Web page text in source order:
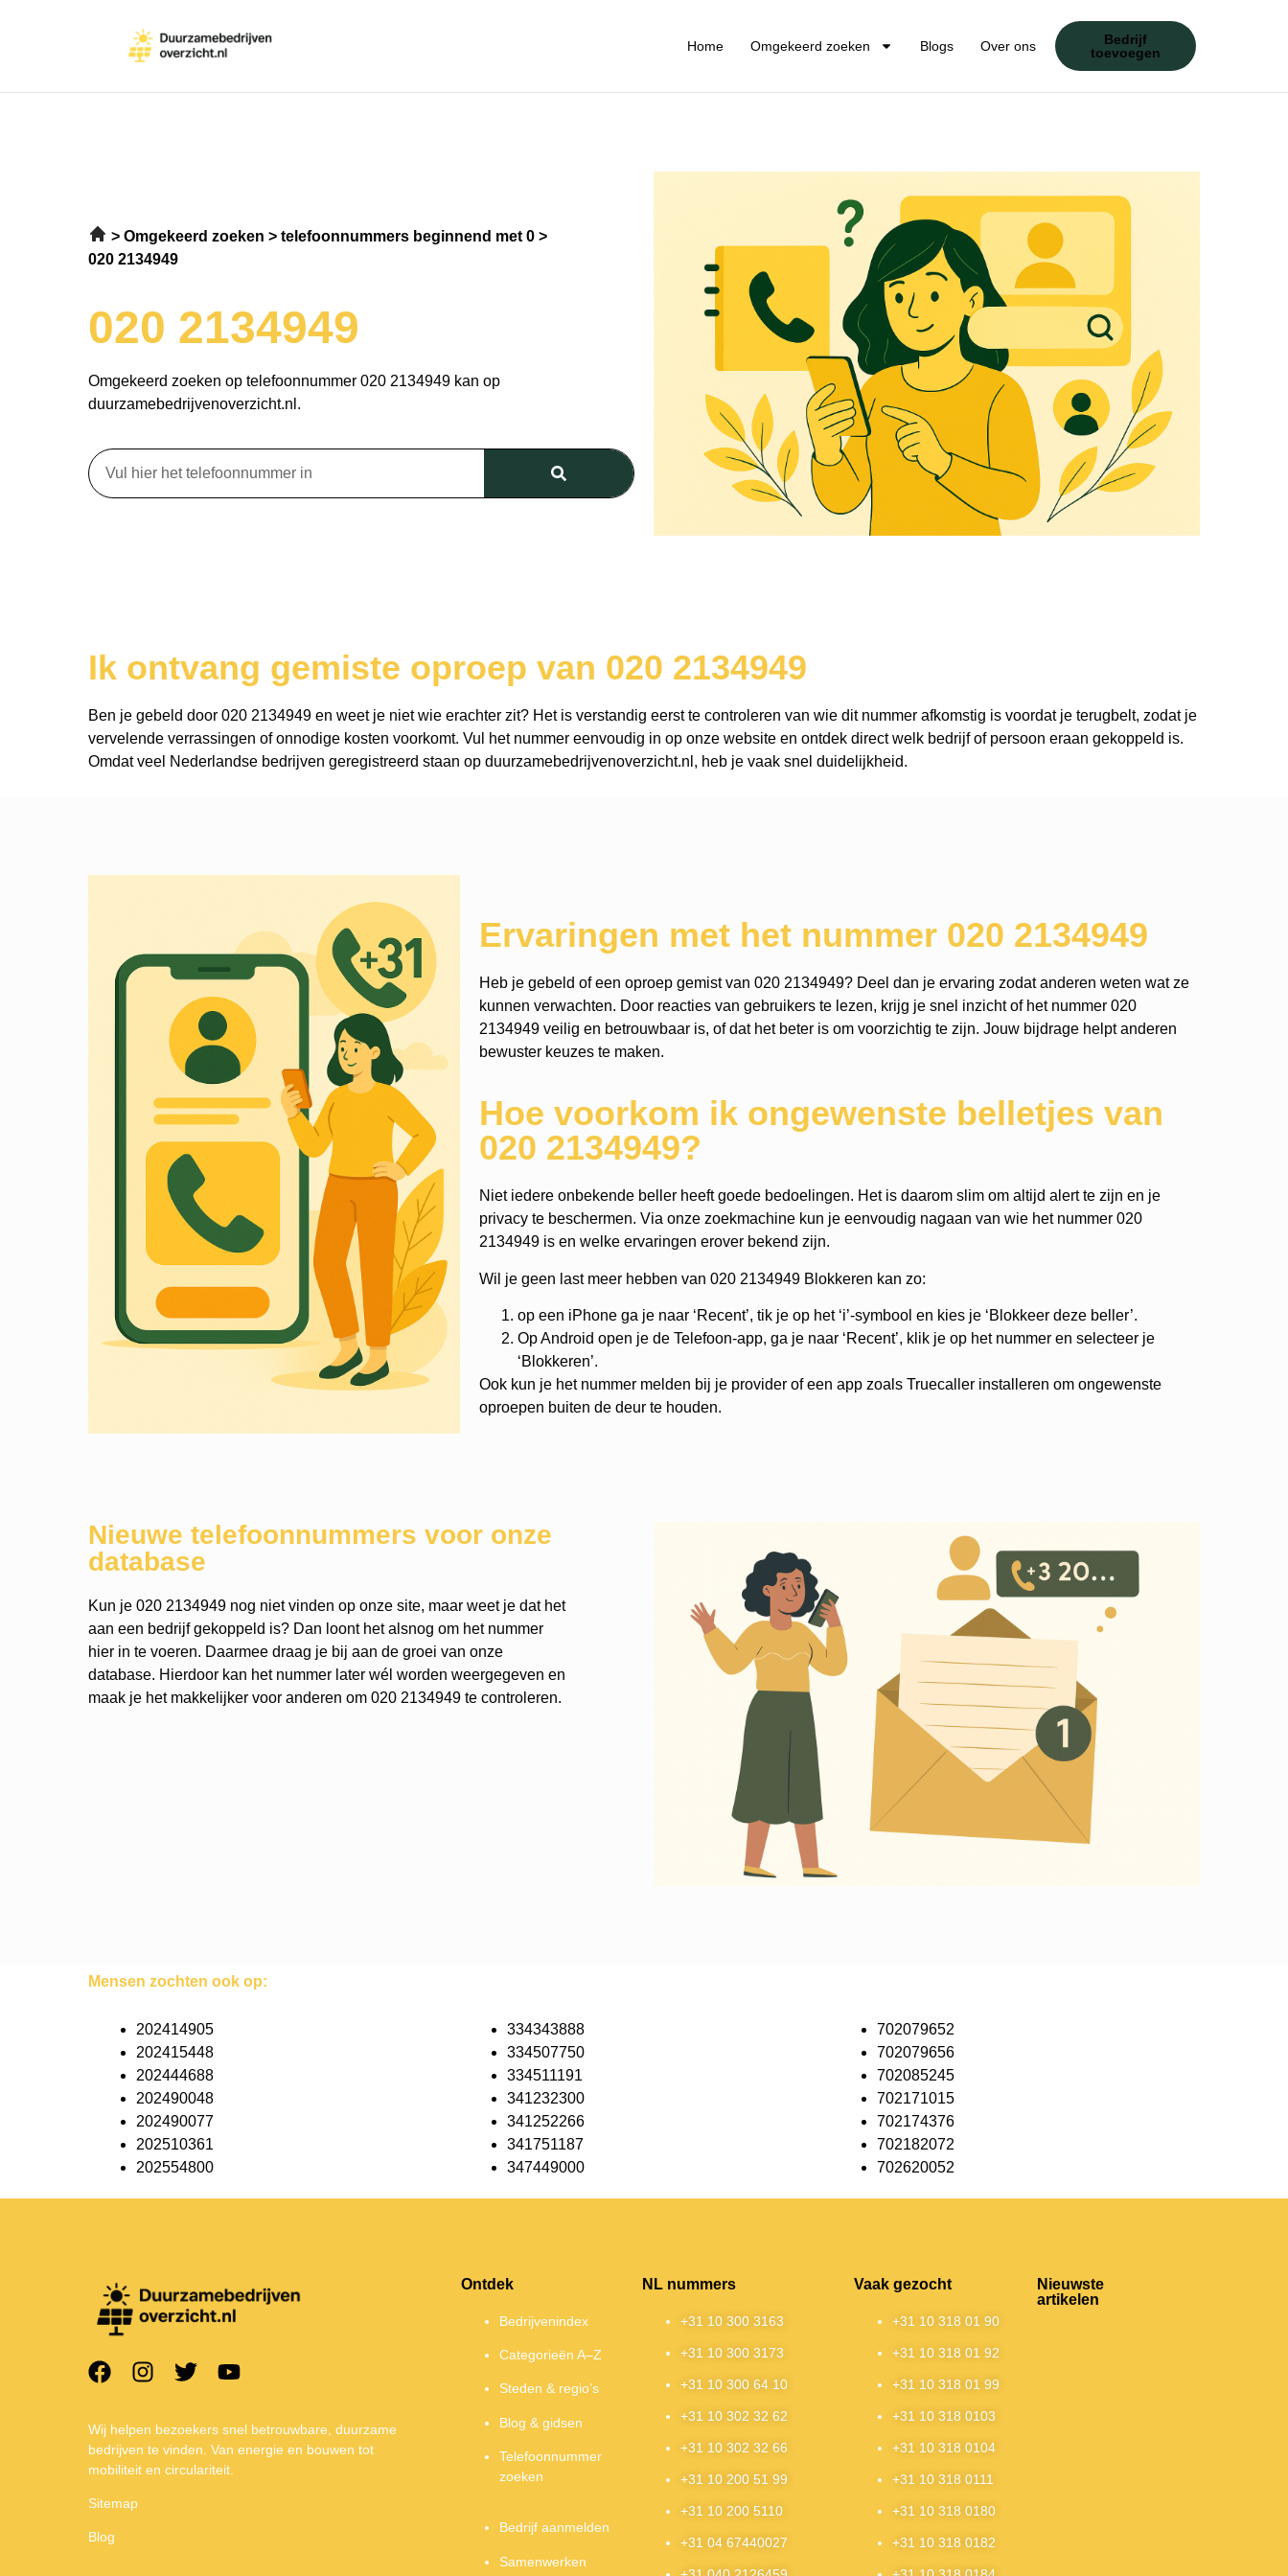
Home Omgekeerd zoeken Blogs Over ons
Bedrijf
toevoegen
Omgekeerd zoeken
telefoonnummers beginnend met 0
020 2134949
020 2134949
Omgekeerd zoeken op telefoonnummer 020 2134949 kan op
duurzamebedrijvenoverzicht.nl.
Ik ontvang gemiste oproep van 020 2134949
Ben je gebeld door 020 2134949 en weet je niet wie erachter zit? Het is verstandig eerst te controleren van wie dit nummer afkomstig is voordat je terugbelt, zodat je
vervelende verrassingen of onnodige kosten voorkomt. Vul het nummer eenvoudig in op onze website en ontdek direct welk bedrijf of persoon eraan gekoppeld is.
Omdat veel Nederlandse bedrijven geregistreerd staan op duurzamebedrijvenoverzicht.nl, heb je vaak snel duidelijkheid.
Ervaringen met het nummer 020 2134949
Heb je gebeld of een oproep gemist van 020 2134949? Deel dan je ervaring zodat anderen weten wat ze
kunnen verwachten. Door reacties van gebruikers te lezen, krijg je snel inzicht of het nummer 020
2134949 veilig en betrouwbaar is, of dat het beter is om voorzichtig te zijn. Jouw bijdrage helpt anderen
bewuster keuzes te maken.
Hoe voorkom ik ongewenste belletjes van
020 2134949?
Niet iedere onbekende beller heeft goede bedoelingen. Het is daarom slim om altijd alert te zijn en je
privacy te beschermen. Via onze zoekmachine kun je eenvoudig nagaan van wie het nummer 020
2134949 is en welke ervaringen erover bekend zijn.
Wil je geen last meer hebben van 020 2134949 Blokkeren kan zo:
op een iPhone ga je naar ‘Recent’, tik je op het ‘i’-symbool en kies je ‘Blokkeer deze beller’.
Op Android open je de Telefoon-app, ga je naar ‘Recent’, klik je op het nummer en selecteer je
‘Blokkeren’.
Ook kun je het nummer melden bij je provider of een app zoals Truecaller installeren om ongewenste
oproepen buiten de deur te houden.
Nieuwe telefoonnummers voor onze
database
Kun je 020 2134949 nog niet vinden op onze site, maar weet je dat het
aan een bedrijf gekoppeld is? Dan loont het alsnog om het nummer
hier in te voeren. Daarmee draag je bij aan de groei van onze
database. Hierdoor kan het nummer later wél worden weergegeven en
maak je het makkelijker voor anderen om 020 2134949 te controleren.
Mensen zochten ook op:
202414905
202415448
202444688
202490048
202490077
202510361
202554800
334343888
334507750
334511191
341232300
341252266
341751187
347449000
702079652
702079656
702085245
702171015
702174376
702182072
702620052
Wij helpen bezoekers snel betrouwbare, duurzame
bedrijven te vinden. Van energie en bouwen tot
mobiliteit en circulariteit.
Sitemap
Blog
Ontdek
Bedrijvenindex
Categorieën A–Z
Steden & regio’s
Blog & gidsen
Telefoonnummer
zoeken
Bedrijf aanmelden
Samenwerken
NL nummers
+31 10 300 3163
+31 10 300 3173
+31 10 300 64 10
+31 10 302 32 62
+31 10 302 32 66
+31 10 200 51 99
+31 10 200 5110
+31 04 67440027
Vaak gezocht
+31 10 318 01 90
+31 10 318 01 92
+31 10 318 01 99
+31 10 318 0103
+31 10 318 0104
+31 10 318 0111
+31 10 318 0180
+31 10 318 0182
Nieuwste
artikelen